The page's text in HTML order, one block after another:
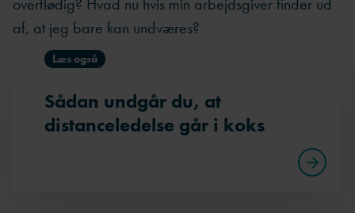
af, at jeg bare kan undværes?
Læs også
Sådan undgår du, at
distanceledelse går i koks